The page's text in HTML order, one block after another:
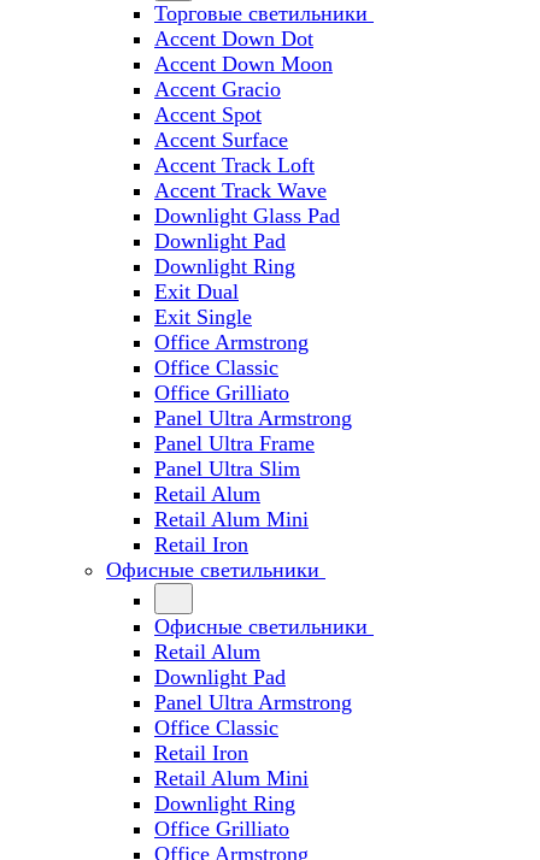
Торговые светильники
Accent Down Dot
Accent Down Moon
Accent Gracio
Accent Spot
Accent Surface
Accent Track Loft
Accent Track Wave
Downlight Glass Pad
Downlight Pad
Downlight Ring
Exit Dual
Exit Single
Office Armstrong
Office Classic
Office Grilliato
Panel Ultra Armstrong
Panel Ultra Frame
Panel Ultra Slim
Retail Alum
Retail Alum Mini
Retail Iron
Офисные светильники
Офисные светильники
Retail Alum
Downlight Pad
Panel Ultra Armstrong
Office Classic
Retail Iron
Retail Alum Mini
Downlight Ring
Office Grilliato
Office Armstrong